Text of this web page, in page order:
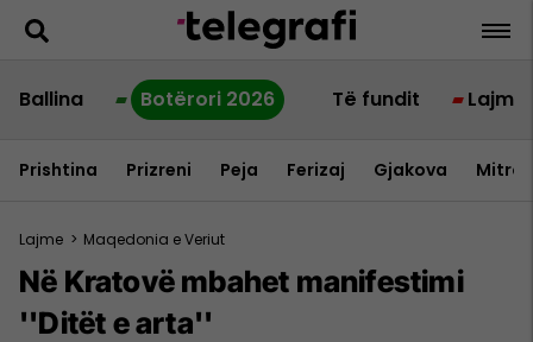
Ballina Botërori 2026 Të fundit Lajme
Prishtina Prizreni Peja Ferizaj Gjakova
Lajme > Maqedonia e Veriut
Në Kratovë mbahet manifestimi
''Ditët e arta''